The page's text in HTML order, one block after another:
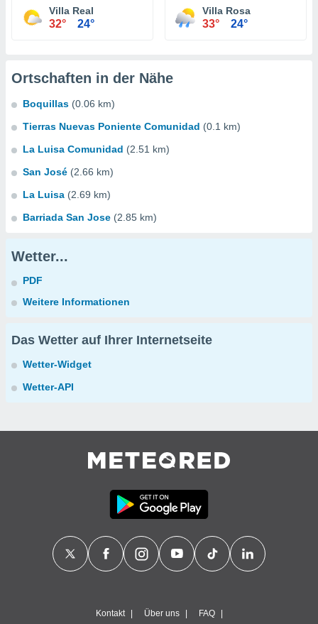
Villa Real
32° 24°
Villa Rosa
33° 24°
Ortschaften in der Nähe
Boquillas (0.06 km)
Tierras Nuevas Poniente Comunidad (0.1 km)
La Luisa Comunidad (2.51 km)
San José (2.66 km)
La Luisa (2.69 km)
Barriada San Jose (2.85 km)
Wetter...
PDF
Weitere Informationen
Das Wetter auf Ihrer Internetseite
Wetter-Widget
Wetter-API
Kontakt Über uns FAQ